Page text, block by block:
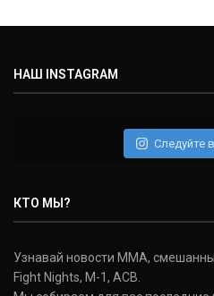
НАШ INSTAGRAM
Следуйте
КТО МЫ?
Узнавай новости ММА,
Fight Nights, M-1, ACB.